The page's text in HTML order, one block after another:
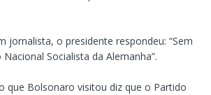
jornalista, o presidente respondeu: “Sem
Socialista da Alemanha”.
que Bolsonaro visitou diz que o Partido